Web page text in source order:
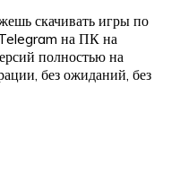
скачивать игры по
Telegram на ПК на
полностью на
без ожиданий, без